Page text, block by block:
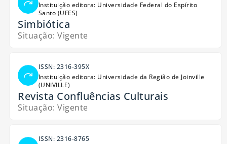
Instituição editora: Universidade Federal do Espírito
Santo (UFES)
Simbiótica
Situação: Vigente
ISSN: 2316-395X
Instituição editora: Universidade da Região de Joinville
(UNIVILLE)
Revista Confluências Culturais
Situação: Vigente
ISSN: 2316-8765